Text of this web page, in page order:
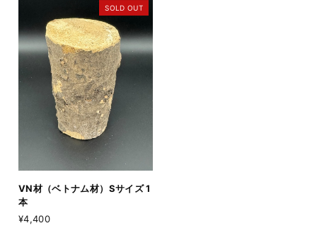
SOLD OUT
VN材（ベトナム材）Sサイズ 1
本
¥4,400